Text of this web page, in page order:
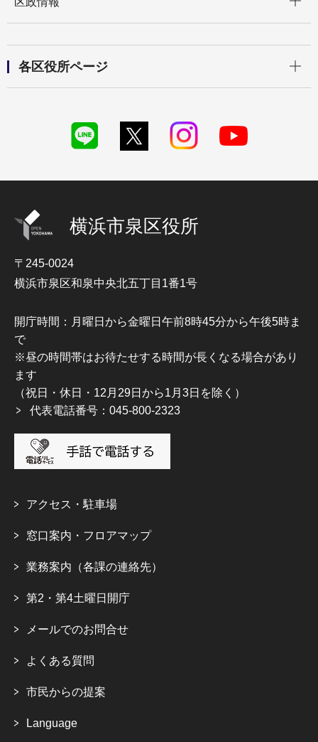
各区役所ページ
横浜市泉区役所
〒245-0024
横浜市泉区和泉中央北五丁目1番1号
開庁時間：月曜日から金曜日午前8時45分から午後5時ま
で
※昼の時間帯はお待たせする時間が長くなる場合があり
ます
（祝日・休日・12月29日から1月3日を除く）
代表電話番号：045-800-2323
アクセス・駐車場
窓口案内・フロアマップ
業務案内（各課の連絡先）
第2・第4土曜日開庁
メールでのお問合せ
よくある質問
市民からの提案
Language